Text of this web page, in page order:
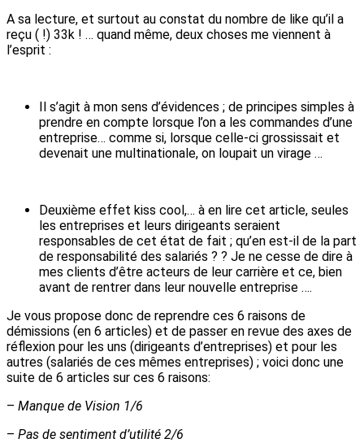
A sa lecture, et surtout au constat du nombre de like qu’il a
reçu ( !) 33k ! … quand même, deux choses me viennent à
l’esprit :
Il s’agit à mon sens d’évidences ; de principes simples à
prendre en compte lorsque l’on a les commandes d’une
entreprise… comme si, lorsque celle-ci grossissait et
devenait une multinationale, on loupait un virage …
Deuxième effet kiss cool,… à en lire cet article, seules
les entreprises et leurs dirigeants seraient
responsables de cet état de fait ; qu’en est-il de la part
de responsabilité des salariés ? ? Je ne cesse de dire à
mes clients d’être acteurs de leur carrière et ce, bien
avant de rentrer dans leur nouvelle entreprise ….
Je vous propose donc de reprendre ces 6 raisons de
démissions (en 6 articles) et de passer en revue des axes de
réflexion pour les uns (dirigeants d’entreprises) et pour les
autres (salariés de ces mêmes entreprises) ; voici donc une
suite de 6 articles sur ces 6 raisons:
– Manque de Vision 1/6
– Pas de sentiment d’utilité 2/6